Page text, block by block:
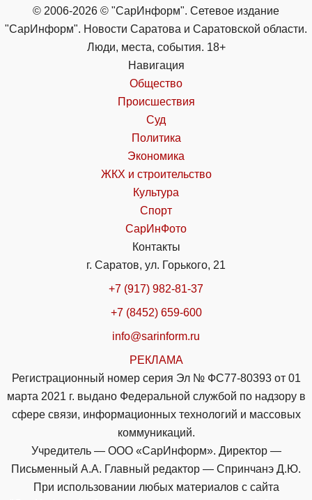
© 2006-2026 © "СарИнформ". Сетевое издание
"СарИнформ". Новости Саратова и Саратовской области.
Люди, места, события. 18+
Навигация
Общество
Происшествия
Суд
Политика
Экономика
ЖКХ и строительство
Культура
Спорт
СарИнФото
Контакты
г. Саратов, ул. Горького, 21
+7 (917) 982-81-37
+7 (8452) 659-600
info@sarinform.ru
РЕКЛАМА
Регистрационный номер серия Эл № ФС77-80393 от 01
марта 2021 г. выдано Федеральной службой по надзору в
сфере связи, информационных технологий и массовых
коммуникаций.
Учредитель — ООО «СарИнформ». Директор —
Письменный А.А. Главный редактор — Спринчанэ Д.Ю.
При использовании любых материалов с сайта